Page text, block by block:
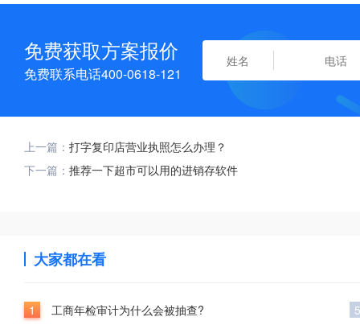
免费获取方案报价
免费联系电话400-0618-121
上一篇： 打字复印店营业执照怎么办理？
下一篇： 推荐一下超市可以用的进销存软件
大家都在看
1 工商年检审计为什么会被抽查? 5